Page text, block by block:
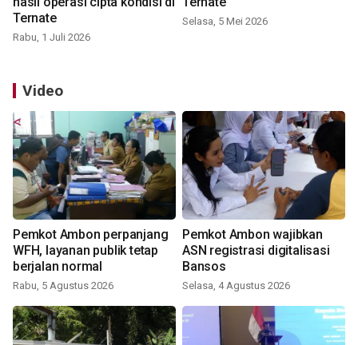
Ternate
Rabu, 1 Juli 2026
Selasa, 5 Mei 2026
Video
Pemkot Ambon perpanjang
WFH, layanan publik tetap
berjalan normal
Rabu, 5 Agustus 2026
Pemkot Ambon wajibkan
ASN registrasi digitalisasi
Bansos
Selasa, 4 Agustus 2026